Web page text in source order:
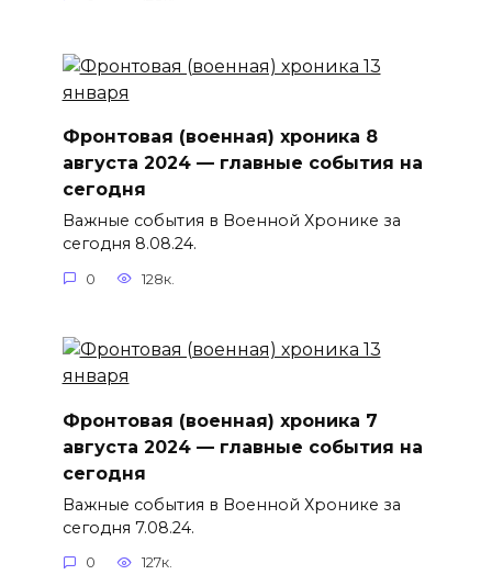
Фронтовая (военная) хроника 8
августа 2024 — главные события на
сегодня
Важные события в Военной Хронике за
сегодня 8.08.24.
0 128к.
Фронтовая (военная) хроника 7
августа 2024 — главные события на
сегодня
Важные события в Военной Хронике за
сегодня 7.08.24.
0 127к.